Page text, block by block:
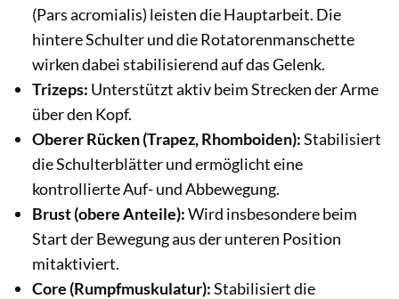
(Pars acromialis) leisten die Hauptarbeit. Die
hintere Schulter und die Rotatorenmanschette
wirken dabei stabilisierend auf das Gelenk.
Trizeps: Unterstützt aktiv beim Strecken der Arme
über den Kopf.
Oberer Rücken (Trapez, Rhomboiden):Stabilisiert
die Schulterblätter und ermöglicht eine
kontrollierte Auf- und Abbewegung.
Brust (obere Anteile):Wird insbesondere beim
Start der Bewegung aus der unteren Position
mitaktiviert.
Core (Rumpfmuskulatur):Stabilisiert die